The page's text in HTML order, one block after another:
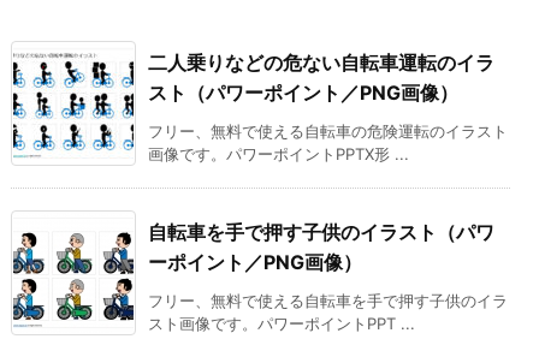
二人乗りなどの危ない自転車運転のイラ
スト（パワーポイント／PNG画像）
フリー、無料で使える自転車の危険運転のイラスト
画像です。パワーポイントPPTX形 ...
自転車を手で押す子供のイラスト（パワ
ーポイント／PNG画像）
フリー、無料で使える自転車を手で押す子供のイラ
スト画像です。パワーポイントPPT ...